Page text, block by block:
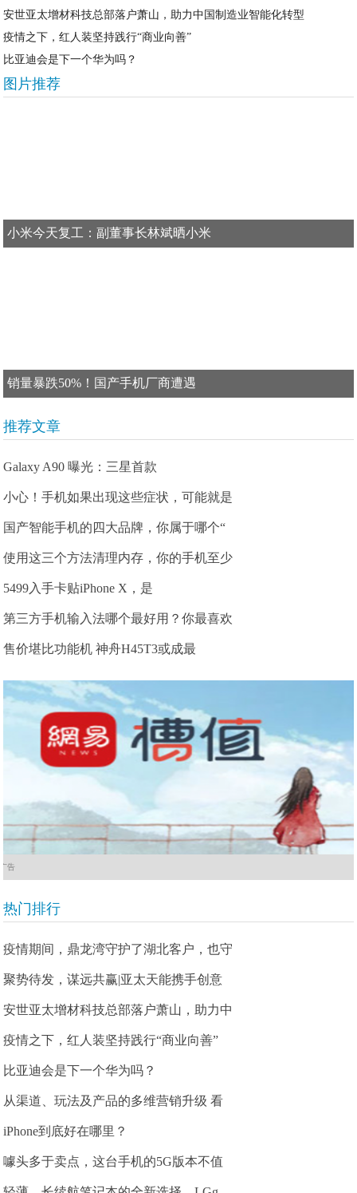
安世亚太增材科技总部落户萧山，助力中国制造业智能化转型
疫情之下，红人装坚持践行“商业向善”
比亚迪会是下一个华为吗？
图片推荐
小米今天复工：副董事长林斌晒小米
销量暴跌50%！国产手机厂商遭遇
推荐文章
Galaxy A90 曝光：三星首款
小心！手机如果出现这些症状，可能就是
国产智能手机的四大品牌，你属于哪个“
使用这三个方法清理内存，你的手机至少
5499入手卡贴iPhone X，是
第三方手机输入法哪个最好用？你最喜欢
售价堪比功能机 神舟H45T3或成最
广告
热门排行
疫情期间，鼎龙湾守护了湖北客户，也守
聚势待发，谋远共赢|亚太天能携手创意
安世亚太增材科技总部落户萧山，助力中
疫情之下，红人装坚持践行“商业向善”
比亚迪会是下一个华为吗？
从渠道、玩法及产品的多维营销升级 看
iPhone到底好在哪里？
噱头多于卖点，这台手机的5G版本不值